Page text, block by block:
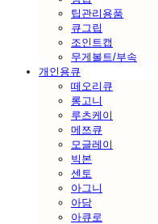
팁관리용품
큐그립
조인트캡
무게볼트/부속
개인용큐
떼오리큐
롱고니
루츠케이
메쯔큐
모글레이
빅본
센토
아그니
아담
아큐로